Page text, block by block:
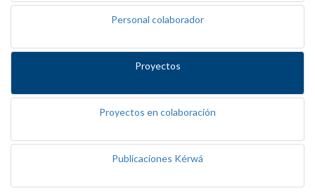
Personal colaborador
Proyectos
Proyectos en colaboración
Publicaciones Kérwá